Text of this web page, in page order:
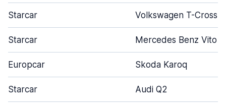
Starcar Volkswagen T-Cross
Starcar Mercedes Benz Vito
Europcar Skoda Karoq
Starcar Audi Q2